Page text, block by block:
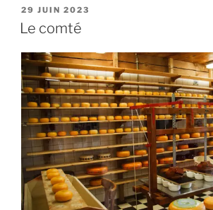
PUBLIÉ
LE
29 JUIN 2023
Le comté